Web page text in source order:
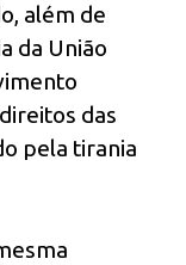
além de
da União
das
pela tirania